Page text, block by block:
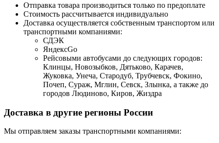
Отправка товара производиться только по предоплате
Стоимость рассчитывается индивидуально
Доставка осуществляется собственным транспортом или
транспортными компаниями:
СДЭК
ЯндексGo
Рейсовыми автобусами до следующих городов:
Клинцы, Новозыбков, Дятьково, Карачев,
Жуковка, Унеча, Стародуб, Трубчевск, Фокино,
Почеп, Сураж, Мглин, Севск, Злынка, а также до
городов Людиново, Киров, Жиздра
Доставка в другие регионы России
Мы отправляем заказы транспортными компаниями: